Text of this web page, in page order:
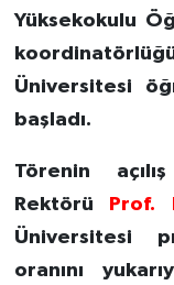
Yüksekokulu
Üniversitesi
başladı.
Törenin
Rektörü
Prof.
Üniversitesi
oranını